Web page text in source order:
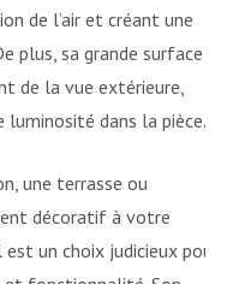
de l’air et créant une
plus, sa grande surface
de la vue extérieure,
luminosité dans la pièce.
une terrasse ou
décoratif à votre
un choix judicieux pour